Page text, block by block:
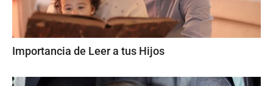
Importancia de Leer a tus Hijos